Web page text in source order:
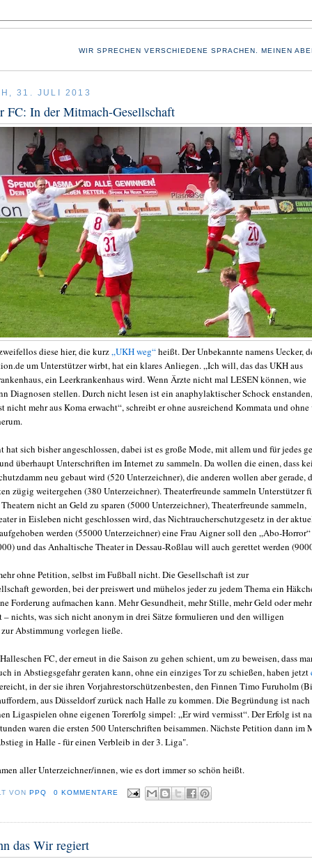
WIR SPRECHEN VERSCHIEDENE SPRACHEN. MEINEN
31. JULI 2013
FC: In der Mitmach-Gesellschaft
diese hier, die kurz „UKH weg“heißt. Der Unbekannte namens Uecker,
um Unterstützer wirbt, hat ein klares Anliegen. „Ich will, das das UKH aus
ein Leerkrankenhaus wird. Wenn Ärzte nicht mal LESEN können, wie
Diagnosen stellen. Durch nicht lesen ist ein anaphylaktischer Schock enstanden,
nicht mehr aus Koma erwacht“, schreibt er ohne ausreichend Kommata und
hat sich bisher angeschlossen, dabei ist es große Mode, mit allem und für jedes
überhaupt Unterschriften im Internet zu sammeln. Da wollen die einen, dass
neu gebaut wird (520 Unterzeichner), die anderen wollen aber gerade,
zügig weitergehen (380 Unterzeichner). Theaterfreunde sammeln Unterstützer
nicht an Geld zu sparen (5000 Unterzeichner), Theaterfreunde sammeln,
in Eisleben nicht geschlossen wird, das Nichtraucherschutzgesetz in der
werden (55000 Unterzeichner) eine Frau Aigner soll den „Abo-Horror“
und das Anhaltische Theater in Dessau-Roßlau will auch gerettet werden
ohne Petition, selbst im Fußball nicht. Die Gesellschaft ist zur
geworden, bei der preiswert und mühelos jeder zu jedem Thema ein
Forderung aufmachen kann. Mehr Gesundheit, mehr Stille, mehr Geld oder mehr
– nichts, was sich nicht anonym in drei Sätze formulieren und den willigen
zur Abstimmung vorlegen ließe.
FC, der erneut in die Saison zu gehen schient, um zu beweisen, dass
in Abstiegsgefahr geraten kann, ohne ein einziges Tor zu schießen, haben jetzt
in der sie ihren Vorjahrestorschützenbesten, den Finnen Timo Furuholm
aus Düsseldorf zurück nach Halle zu kommen. Die Begründung ist nach
Ligaspielen ohne eigenen Torerfolg simpel: „Er wird vermisst“. Der Erfolg ist
waren die ersten 500 Unterschriften beisammen. Nächste Petition dann im
in Halle - für einen Verbleib in der 3. Liga".
aller Unterzeichner/innen, wie es dort immer so schön heißt.
VON PPQ 0 KOMMENTARE
das Wir regiert